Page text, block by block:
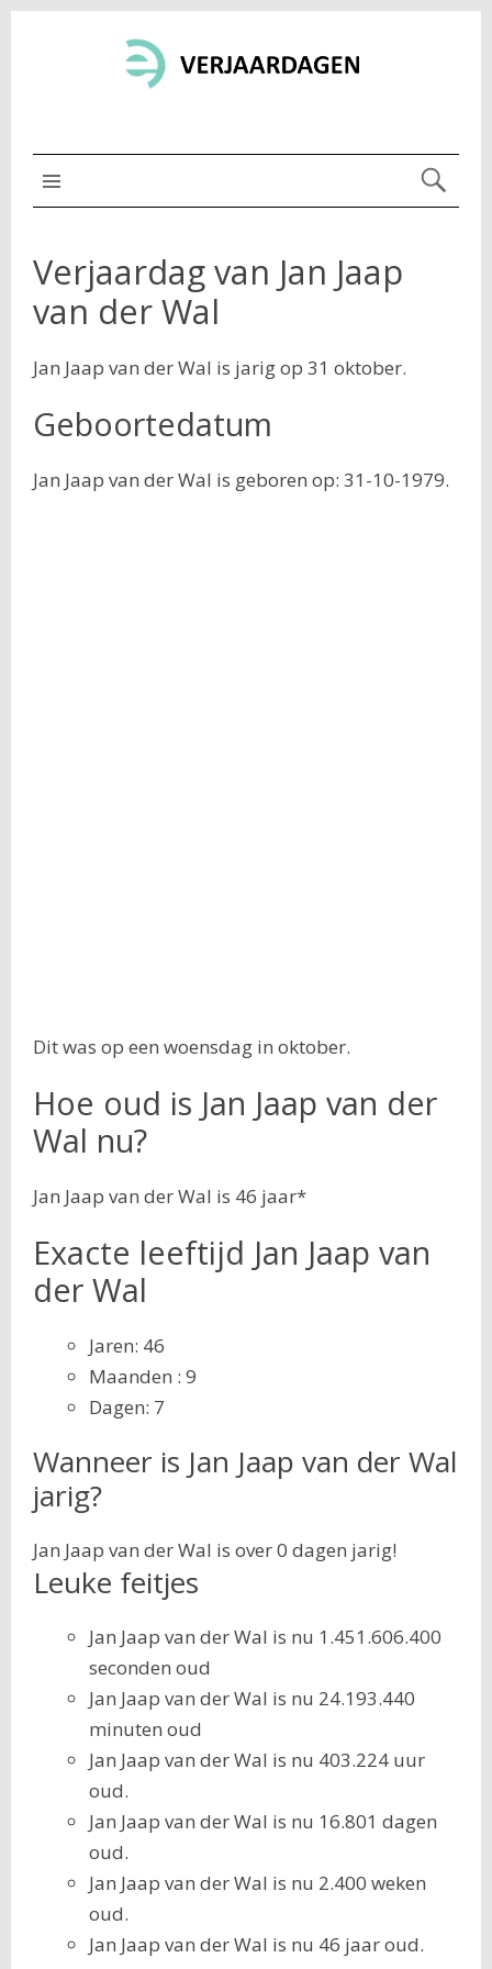
Verjaardag van Jan Jaap
van der Wal
Jan Jaap van der Wal is jarig op 31 oktober.
Geboortedatum
Jan Jaap van der Wal is geboren op: 31-10-1979.
Dit was op een woensdag in oktober.
Hoe oud is Jan Jaap van der
Wal nu?
Jan Jaap van der Wal is 46 jaar*
Exacte leeftijd Jan Jaap van
der Wal
Jaren: 46
Maanden : 9
Dagen: 7
Wanneer is Jan Jaap van der Wal
jarig?
Jan Jaap van der Wal is over 0 dagen jarig!
Leuke feitjes
Jan Jaap van der Wal is nu 1.451.606.400
seconden oud
Jan Jaap van der Wal is nu 24.193.440
minuten oud
Jan Jaap van der Wal is nu 403.224 uur
oud.
Jan Jaap van der Wal is nu 16.801 dagen
oud.
Jan Jaap van der Wal is nu 2.400 weken
oud.
Jan Jaap van der Wal is nu 46 jaar oud.